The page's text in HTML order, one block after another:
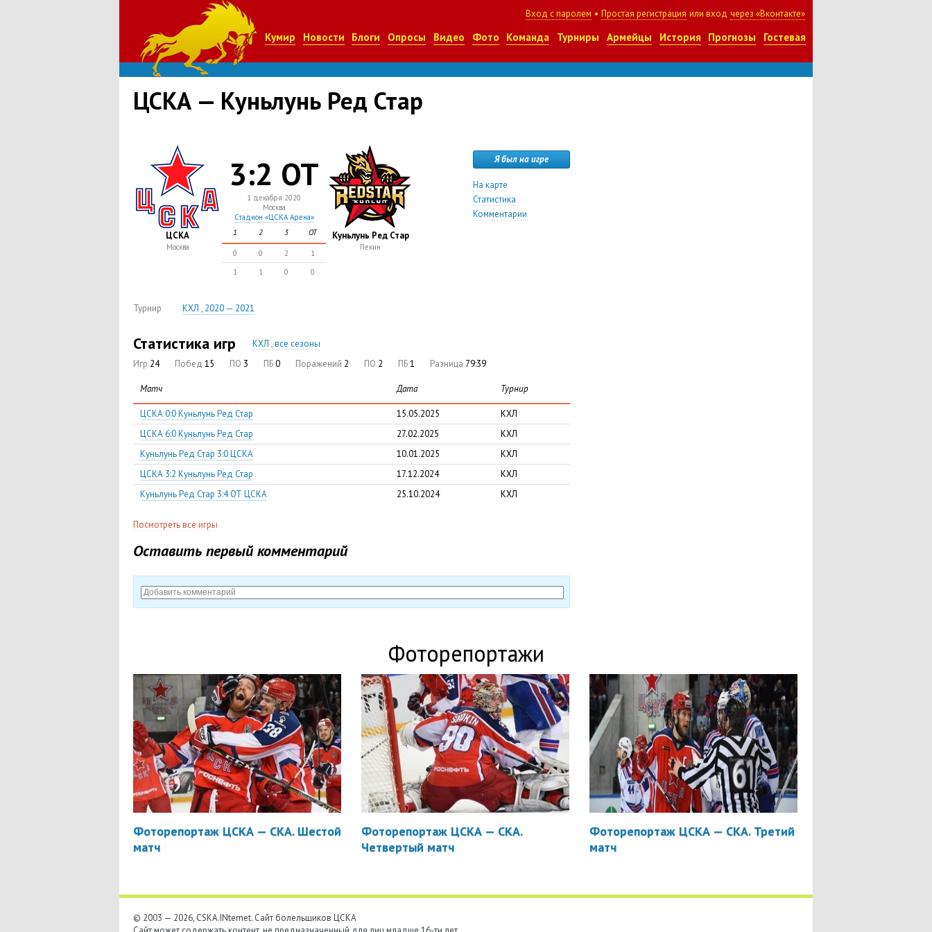
Вход с паролем • Простая регистрация или вход через «Вконтакте»
Кумир Новости Блоги Опросы Видео Фото Команда Турниры Армейцы История Прогнозы Гостевая
ЦСКА — Куньлунь Ред Стар
ЦСКА
Москва
3:2 ОТ
1 декабря 2020
Москва
Стадион «ЦСКА Арена»
1
2 3 ОТ
0 0 2
1
1
1 0 0
Куньлунь Ред Стар
Пекин
Турнир КХЛ , 2020 — 2021
Я был на игре
На карте
Статистика
Комментарии
Статистика игр
КХЛ , все сезоны
Игр 24 Побед 15 ПО 3 ПБ0 Поражений 2 ПО 2 ПБ1 Разница 79:39
Матч Дата Турнир
ЦСКА 0:0 Куньлунь Ред Стар 15.05.2025
КХЛ
ЦСКА 6:0 Куньлунь Ред Стар
27.02.2025
КХЛ
Куньлунь Ред Стар 3:0 ЦСКА
10.01.2025
КХЛ
ЦСКА 3:2 Куньлунь Ред Стар
17.12.2024
КХЛ
Куньлунь Ред Стар 3:4 ОТ ЦСКА
25.10.2024 КХЛ
Посмотреть все игры
Оставить первый комментарий
Фоторепортажи
Фоторепортаж ЦСКА — СКА. Шестой
матч
Фоторепортаж ЦСКА — СКА.
Четвертый матч
Фоторепортаж ЦСКА — СКА. Третий
матч
© 2003 — 2026, CSKA.INternet. Cайт болельщиков ЦСКА